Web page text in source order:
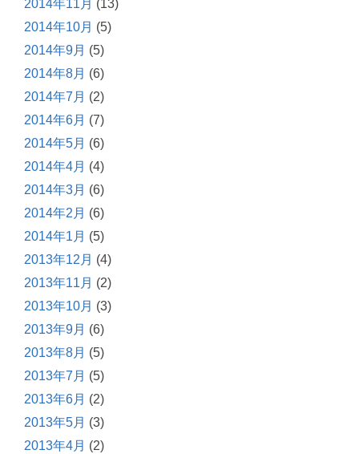
2014年11月 (13)
2014年10月 (5)
2014年9月 (5)
2014年8月 (6)
2014年7月 (2)
2014年6月 (7)
2014年5月 (6)
2014年4月 (4)
2014年3月 (6)
2014年2月 (6)
2014年1月 (5)
2013年12月 (4)
2013年11月 (2)
2013年10月 (3)
2013年9月 (6)
2013年8月 (5)
2013年7月 (5)
2013年6月 (2)
2013年5月 (3)
2013年4月 (2)